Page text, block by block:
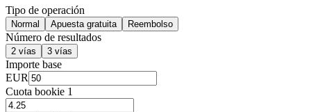
Tipo de operación
Normal Apuesta gratuita Reembolso
Número de resultados
2 vías 3 vías
Importe base
EUR
Cuota bookie 1